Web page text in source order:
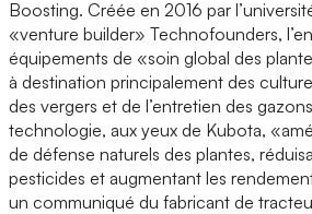
Boosting. Créée en 2016 par
«venture builder» Technofounders,
équipements de «soin global des
à destination principalement des
des vergers et de l’entretien des
technologie, aux yeux de Kubota,
de défense naturels des plantes,
pesticides et augmentant les
un communiqué du fabricant de